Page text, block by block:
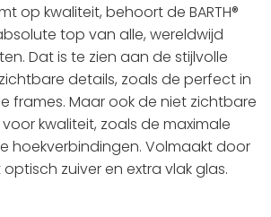
op kwaliteit, behoort de BARTH®
top van alle, wereldwijd
Dat is te zien aan de stijlvolle
details, zoals de perfect in
frames. Maar ook de niet zichtbare
kwaliteit, zoals de maximale
hoekverbindingen. Volmaakt door
zuiver en extra vlak glas.